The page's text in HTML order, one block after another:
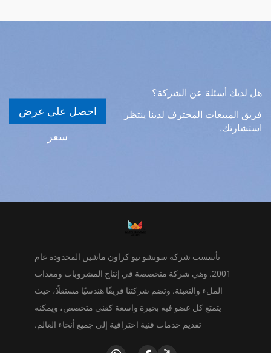
هل لديك أسئلة عن الشركة؟
فريق المبيعات المحترف لدينا ينتظر
استشارتك.
احصل على عرض
سعر
تأسست شركة سوتشو نيو كراون ماشين المحدودة عام
2001. وهي شركة متخصصة في إنتاج المشروبات ومعدات
الملء والتعبئة. وتضم شركتنا فريقًا هندسيًا مستقلًا، حيث
يتمتع كل عضو فيه بخبرة واسعة كفني متخصص، ويمكنه
تقديم خدمات فنية احترافية إلى جميع أنحاء العالم.